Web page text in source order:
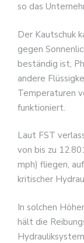
so das
Der Kautschuk
gegen
beständig ist,
andere
Temperaturen
funktioniert.
Laut FST
von bis zu
mph) fliegen,
kritischer
In solchen
hält die